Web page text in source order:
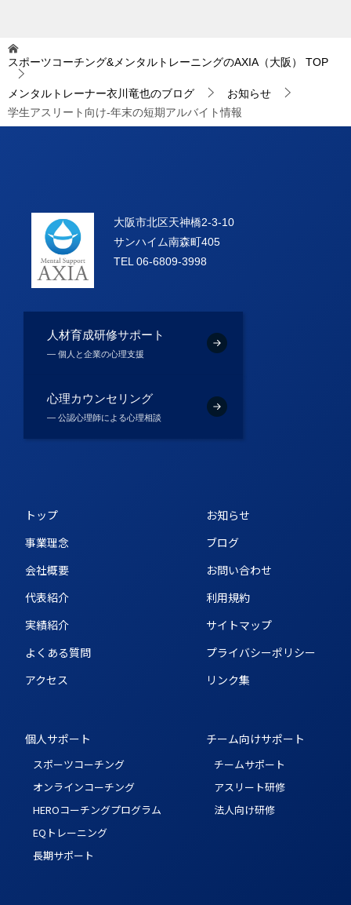
スポーツコーチング&メンタルトレーニングのAXIA（大阪） TOP
メンタルトレーナー衣川竜也のブログ
お知らせ
学生アスリート向け-年末の短期アルバイト情報
大阪市北区天神橋2-3-10
サンハイム南森町405
TEL 06-6809-3998
人材育成研修サポート
― 個人と企業の心理支援
心理カウンセリング
― 公認心理師による心理相談
トップ
事業理念
会社概要
代表紹介
実績紹介
よくある質問
アクセス
お知らせ
ブログ
お問い合わせ
利用規約
サイトマップ
プライバシーポリシー
リンク集
個人サポート
スポーツコーチング
オンラインコーチング
HEROコーチングプログラム
EQトレーニング
長期サポート
チーム向けサポート
チームサポート
アスリート研修
法人向け研修